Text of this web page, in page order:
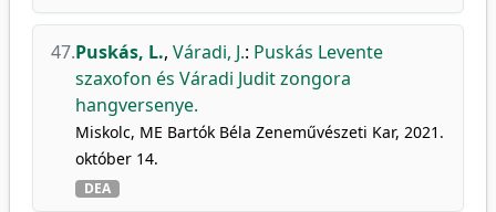
47.Puskás, L., Váradi, J.: Puskás Levente
szaxofon és Váradi Judit zongora
hangversenye.
Miskolc, ME Bartók Béla Zeneművészeti Kar, 2021.
október 14.
DEA